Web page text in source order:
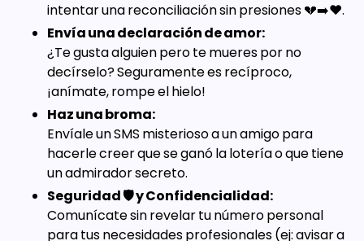
intentar una reconciliación sin presiones 💔➡️❤️.
Envía una declaración de amor:
¿Te gusta alguien pero te mueres por no
decírselo? Seguramente es recíproco,
¡anímate, rompe el hielo!
Haz una broma:
Envíale un SMS misterioso a un amigo para
hacerle creer que se ganó la lotería o que tiene
un admirador secreto.
Seguridad 🛡️ y Confidencialidad:
Comunícate sin revelar tu número personal
para tus necesidades profesionales (ej: avisar a